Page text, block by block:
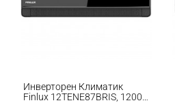
Инверторен Климатик
Finlux 12TENE87BRIS, 12000